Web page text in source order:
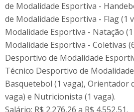
de Modalidade Esportiva -
de Modalidade Esportiva - Flag (1
Modalidade Esportiva - Natação
Modalidade Esportiva - Coletivas
Desportivo de Modalidade
Técnico Desportivo de
Basquetebol (1 vaga), Orientador
vaga) e Nutricionista (1 vaga).
Salário: R$ 2.276,26 a R$ 4.552,51.